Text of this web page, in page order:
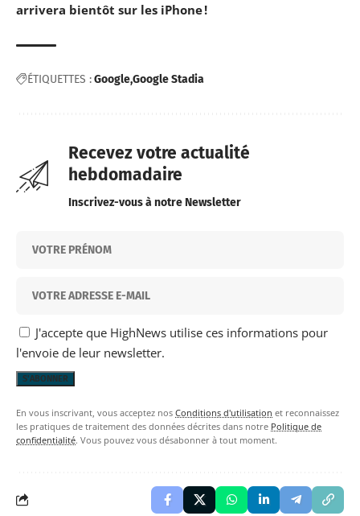
arrivera bientôt sur les iPhone !
ÉTIQUETTES :GoogleGoogle Stadia
Recevez votre actualité
hebdomadaire
Inscrivez-vous à notre Newsletter
J'accepte que HighNews utilise ces informations pour
l'envoie de leur newsletter.
En vous inscrivant, vous acceptez nos Conditions d'utilisation et reconnaissez
les pratiques de traitement des données décrites dans notre Politique de
confidentialité. Vous pouvez vous désabonner à tout moment.